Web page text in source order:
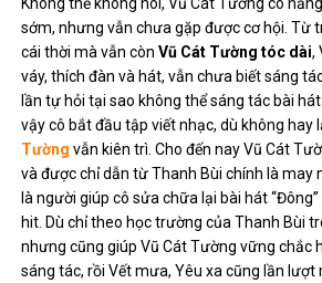
sớm, nhưng vẫn chưa gặp được cơ hội. Từ
cái thời mà vẫn cònVũ Cát Tường tóc dài,
váy, thích đàn và hát, vẫn chưa biết sáng
lần tự hỏi tại sao không thể sáng tác bài
vậy cô bắt đầu tập viết nhạc, dù không
Tường vẫn kiên trì. Cho đến nay Vũ Cát
và được chỉ dẫn từ Thanh Bùi chính là may
là người giúp cô sửa chữa lại bài hát
hit. Dù chỉ theo học trường của Thanh Bùi
nhưng cũng giúp Vũ Cát Tường vững chắc
sáng tác, rồi Vết mưa, Yêu xa cũng lần lượt